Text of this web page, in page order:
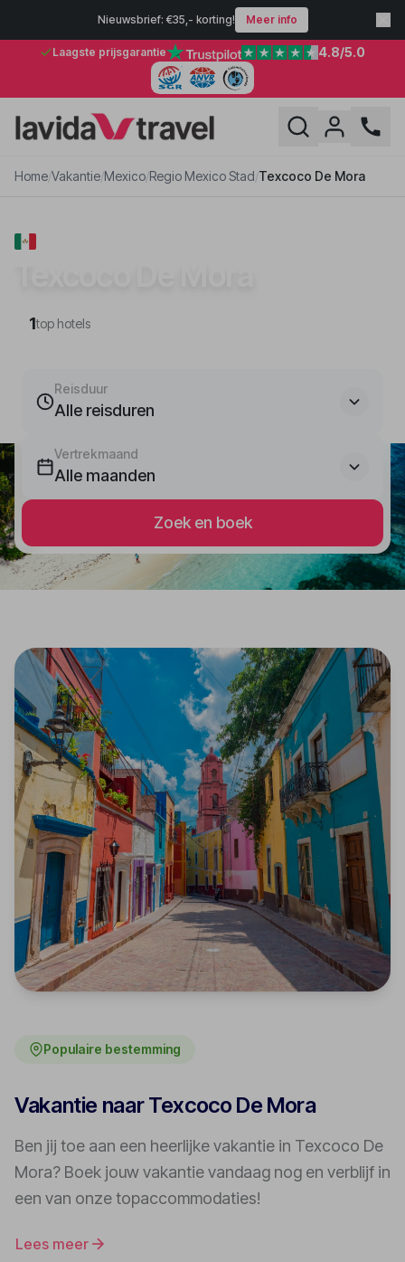
Nieuwsbrief: €35,- korting! Meer info
Laagste prijsgarantie 4.8/5.0
Home/Vakantie/Mexico/Regio Mexico Stad/Texcoco De Mora
1top hotels
Reisduur
Alle reisduren
Vertrekmaand
Alle maanden
Zoek en boek
Populaire bestemming
Vakantie naar Texcoco De Mora
Ben jij toe aan een heerlijke vakantie in Texcoco De
Mora? Boek jouw vakantie vandaag nog en verblijf in
een van onze topaccommodaties!
Lees meer